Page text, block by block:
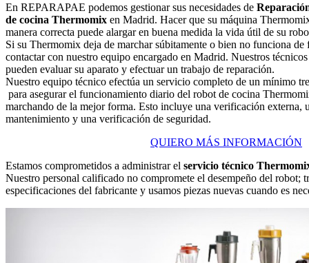
En REPARAPAE podemos gestionar sus necesidades de
de cocina Thermomix en Madrid. Hacer que su máquina
manera correcta puede alargar en buena medida la vida útil de su
Si su Thermomix deja de marchar súbitamente o bien no funciona de
contactar con nuestro equipo encargado en Madrid. Nuestros
pueden evaluar su aparato y efectuar un trabajo de reparación.
Nuestro equipo técnico efectúa un servicio completo de un mínimo
para asegurar el funcionamiento diario del robot de cocina
marchando de la mejor forma. Esto incluye una verificación externa,
mantenimiento y una verificación de seguridad.
QUIERO MÁS INFORMACIÓN
Estamos comprometidos a administrar el servicio técnico
Nuestro personal calificado no compromete el desempeño del robot;
especificaciones del fabricante y usamos piezas nuevas cuando es